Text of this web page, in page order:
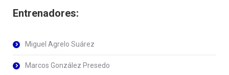
Entrenadores:
Miguel Agrelo Suárez
Marcos González Presedo